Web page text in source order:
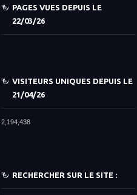
PAGES VUES DEPUIS LE
22/03/26
VISITEURS UNIQUES DEPUIS LE
21/04/26
2,194,438
RECHERCHER SUR LE SITE :